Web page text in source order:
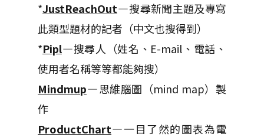
*JustReachOut— 搜尋新聞主題及專寫
此類型題材的記者（中文也搜得到）
*Pipl—搜尋人（姓名、E-mail、電話、
使用者名稱等等都能夠搜）
Mindmup— 思維腦圖（mind map）製
作
ProductChart— 一目了然的圖表為電